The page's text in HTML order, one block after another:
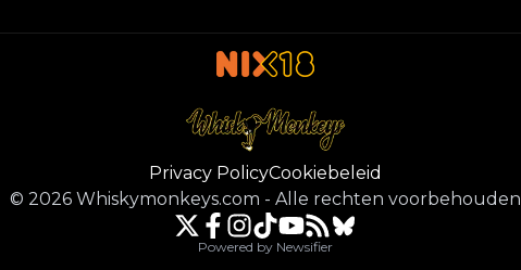
Privacy PolicyCookiebeleid
© 2026 Whiskymonkeys.com - Alle rechten voorbehouden
Powered by Newsifier